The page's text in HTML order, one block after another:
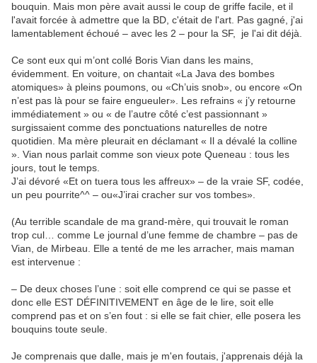
bouquin. Mais mon père avait aussi le coup de griffe facile, et il
l'avait forcée à admettre que la BD, c'était de l'art. Pas gagné, j'ai
lamentablement échoué – avec les 2 – pour la SF, je l'ai dit déjà.
Ce sont eux qui m’ont collé Boris Vian dans les mains,
évidemment. En voiture, on chantait «La Java des bombes
atomiques» à pleins poumons, ou «Ch’uis snob», ou encore «On
n’est pas là pour se faire engueuler». Les refrains « j’y retourne
immédiatement » ou « de l’autre côté c’est passionnant »
surgissaient comme des ponctuations naturelles de notre
quotidien. Ma mère pleurait en déclamant « Il a dévalé la colline
». Vian nous parlait comme son vieux pote Queneau : tous les
jours, tout le temps.
J’ai dévoré «Et on tuera tous les affreux» – de la vraie SF, codée,
un peu pourrite^^ – ou«J’irai cracher sur vos tombes».
(Au terrible scandale de ma grand-mère, qui trouvait le roman
trop cul… comme Le journal d’une femme de chambre – pas de
Vian, de Mirbeau. Elle a tenté de me les arracher, mais maman
est intervenue :
– De deux choses l’une : soit elle comprend ce qui se passe et
donc elle EST DÉFINITIVEMENT en âge de le lire, soit elle
comprend pas et on s’en fout : si elle se fait chier, elle posera les
bouquins toute seule.
Je comprenais que dalle, mais je m'en foutais, j'apprenais déjà la